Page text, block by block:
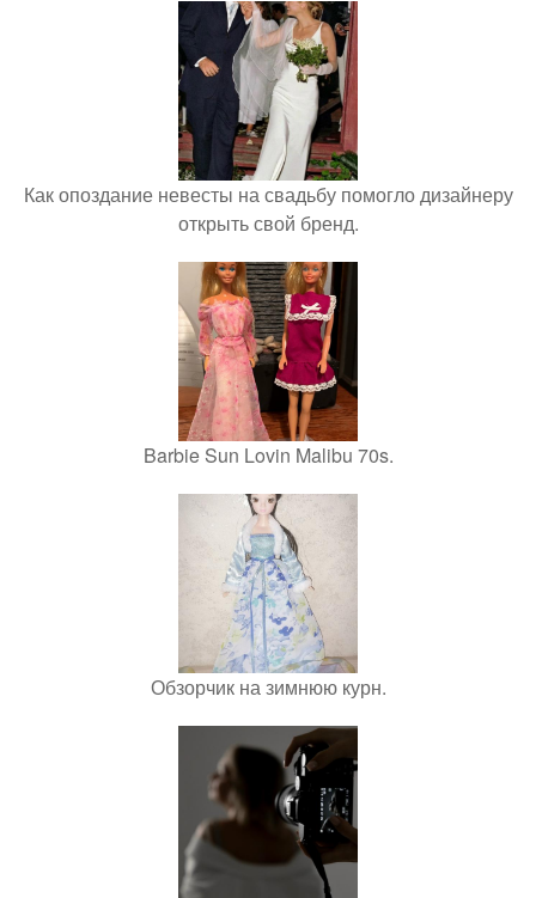
Как опоздание невесты на свадьбу помогло дизайнеру
открыть свой бренд.
Barbie Sun Lovin Malibu 70s.
Обзорчик на зимнюю курн.